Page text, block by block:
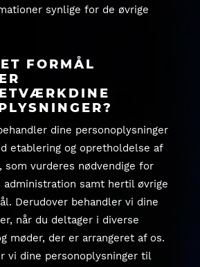
synlige for de øvrige
FORMÅL
dine personoplysninger
etablering og opretholdelse af
som vurderes nødvendige for
administration samt hertil øvrige
Derudover behandler vi dine
når du deltager i diverse
møder, der er arrangeret af os.
vi dine personoplysninger til